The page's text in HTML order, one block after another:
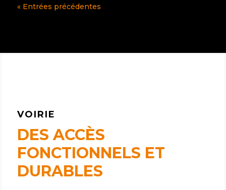
« Entrées précédentes
VOIRIE
DES ACCÈS
FONCTIONNELS ET
DURABLES